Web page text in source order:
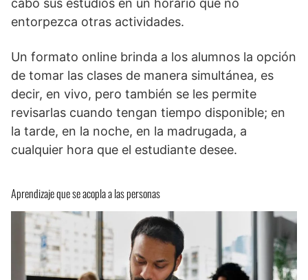
cabo sus estudios en un horario que no
entorpezca otras actividades.
Un formato online brinda a los alumnos la opción
de tomar las clases de manera simultánea, es
decir, en vivo, pero también se les permite
revisarlas cuando tengan tiempo disponible; en
la tarde, en la noche, en la madrugada, a
cualquier hora que el estudiante desee.
Aprendizaje que se acopla a las personas